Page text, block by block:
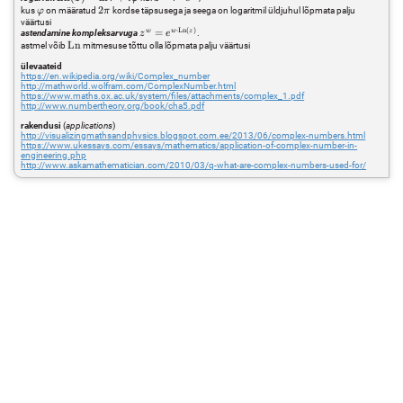
{r + a}
(z) = \ln r +
e^{i\varphi}
kus\varphi
φon määratud2\pi
2π kordse täpsusega ja seega on logaritmil üldjuhul lõpmata palju
väärtusi
astendamine kompleksarvugaz^w =
e^{w\cdot
zw = ew⋅Ln(z).
astmel võib\mathrm{Ln}
Lnmitmesuse tõttu olla lõpmata palju väärtusi
ülevaateid
https://en.wikipedia.org/wiki/Complex_number
http://mathworld.wolfram.com/ComplexNumber.html
https://www.maths.ox.ac.uk/system/files/attachments/complex_1.pdf
http://www.numbertheory.org/book/cha5.pdf
rakendusi (applications)
http://visualizingmathsandphysics.blogspot.com.ee/2013/06/complex-numbers.html
https://www.ukessays.com/essays/mathematics/application-of-complex-number-in-
engineering.php
http://www.askamathematician.com/2010/03/q-what-are-complex-numbers-used-for/